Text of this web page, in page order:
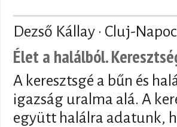
Dezső Kállay · Cluj-
Élet a halálból.
A keresztsgé a bűn és
igazság uralma alá. A
együtt halálra adatunk,